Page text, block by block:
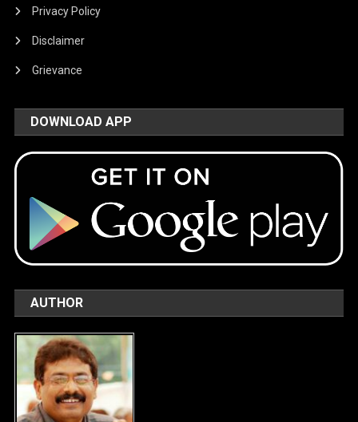
Privacy Policy
Disclaimer
Grievance
DOWNLOAD APP
AUTHOR